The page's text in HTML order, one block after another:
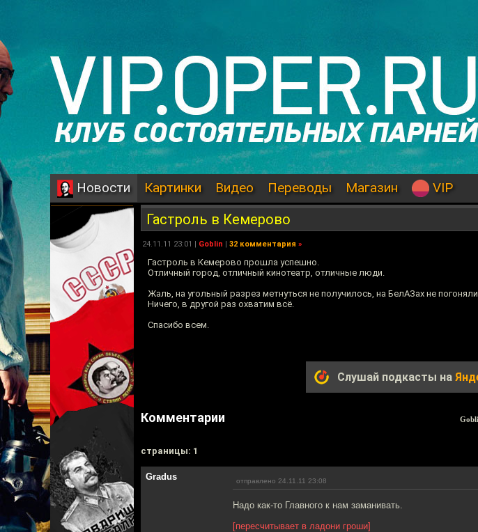
Новости Картинки Видео Переводы Магазин VIP
Гастроль в Кемерово
24.11.11 23:01 | Goblin | 32 комментария »
Гастроль в Кемерово прошла успешно.
Отличный город, отличный кинотеатр, отличные люди.
Жаль, на угольный разрез метнуться не получилось, на БелАЗах не
Ничего, в другой раз охватим всё.
Спасибо всем.
Слушай подкасты на
Комментарии
cтраницы: 1
Gradus отправлено 24.11.11 23:08
Надо как-то Главного к нам заманивать.
[пересчитывает в ладони гроши]